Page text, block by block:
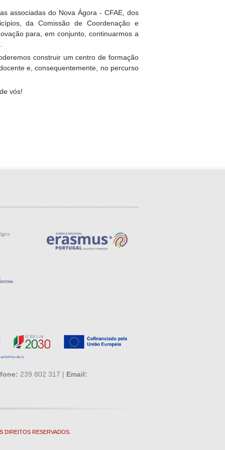
associadas do Nova Ágora - CFAE, dos
da Comissão de Coordenação e
para, em conjunto, continuarmos a
construir um centro de formação
e, consequentemente, no percurso
vós!
239 802 317 | Email:
DIREITOS RESERVADOS.